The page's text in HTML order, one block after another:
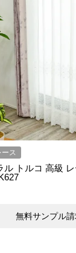
ース
ル トルコ 高級
無料サンプル